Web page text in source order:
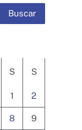
Buscar
S S
1 2
8 9